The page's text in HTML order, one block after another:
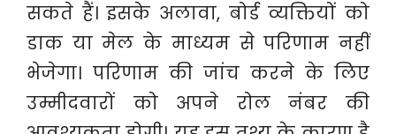
सकते हैं। इसके अलावा, बोर्ड व्यक्तियों को
डाक या मेल के माध्यम से परिणाम नहीं
भेजेगा। परिणाम की जांच करने के लिए
उम्मीदवारों को अपने रोल नंबर की